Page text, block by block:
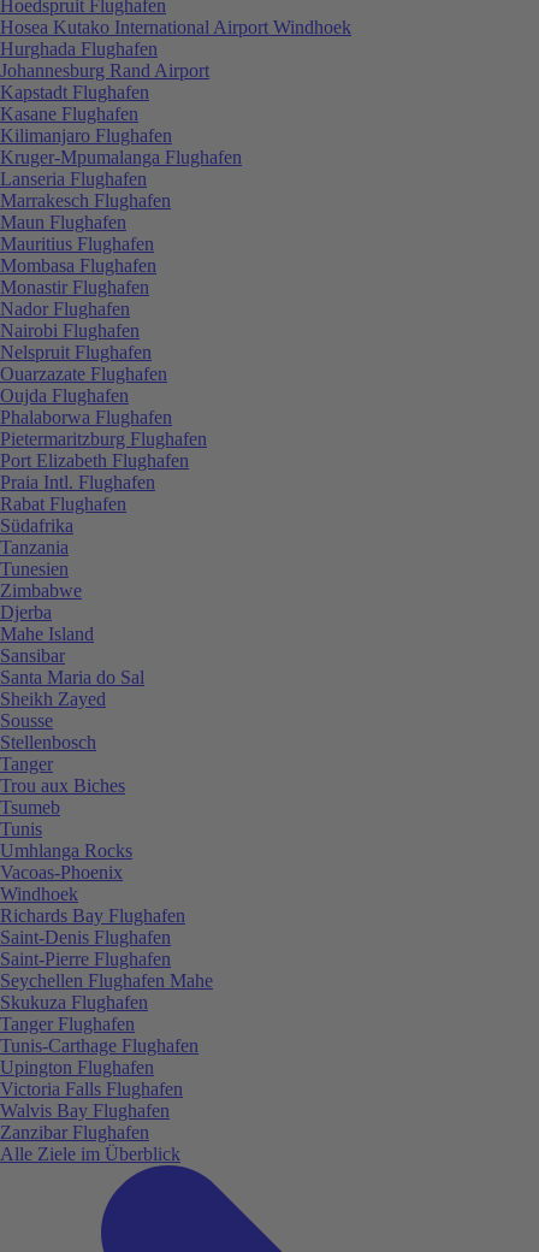
Hoedspruit Flughafen
Hosea Kutako International Airport Windhoek
Hurghada Flughafen
Johannesburg Rand Airport
Kapstadt Flughafen
Kasane Flughafen
Kilimanjaro Flughafen
Kruger-Mpumalanga Flughafen
Lanseria Flughafen
Marrakesch Flughafen
Maun Flughafen
Mauritius Flughafen
Mombasa Flughafen
Monastir Flughafen
Nador Flughafen
Nairobi Flughafen
Nelspruit Flughafen
Ouarzazate Flughafen
Oujda Flughafen
Phalaborwa Flughafen
Pietermaritzburg Flughafen
Port Elizabeth Flughafen
Praia Intl. Flughafen
Rabat Flughafen
Südafrika
Tanzania
Tunesien
Zimbabwe
Djerba
Mahe Island
Sansibar
Santa Maria do Sal
Sheikh Zayed
Sousse
Stellenbosch
Tanger
Trou aux Biches
Tsumeb
Tunis
Umhlanga Rocks
Vacoas-Phoenix
Windhoek
Richards Bay Flughafen
Saint-Denis Flughafen
Saint-Pierre Flughafen
Seychellen Flughafen Mahe
Skukuza Flughafen
Tanger Flughafen
Tunis-Carthage Flughafen
Upington Flughafen
Victoria Falls Flughafen
Walvis Bay Flughafen
Zanzibar Flughafen
Alle Ziele im Überblick